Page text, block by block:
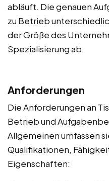
abläuft. Die genauen
zu Betrieb
der Größe des
Spezialisierung ab.
Anforderungen
Die Anforderungen an
Betrieb und
Allgemeinen umfassen
Qualifikationen,
Eigenschaften: